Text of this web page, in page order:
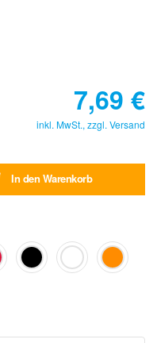
7,69 €
inkl. MwSt., zzgl. Versand
In den Warenkorb